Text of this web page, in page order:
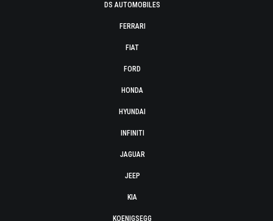
DS AUTOMOBILES
FERRARI
FIAT
FORD
HONDA
HYUNDAI
INFINITI
JAGUAR
JEEP
KIA
KOENIGSEGG